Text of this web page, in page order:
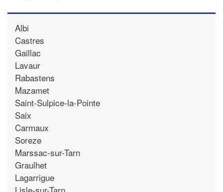
Albi
Castres
Gaillac
Lavaur
Rabastens
Mazamet
Saint-Sulpice-la-Pointe
Saix
Carmaux
Soreze
Marssac-sur-Tarn
Graulhet
Lagarrigue
Lisle-sur-Tarn